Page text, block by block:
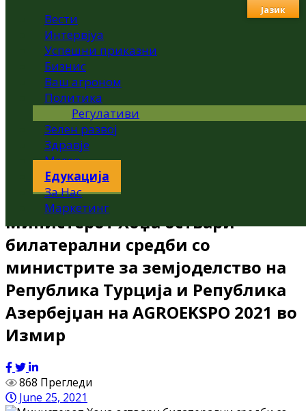
Вести
Интервјуа
Успешни приказни
Бизнис
Ваш агроном
Политика
Регулативи
Зелен развој
Здравје
Метео
Едукација
За Нас
Маркетинг
Министерот Хоџа оствари
билатерални средби со
министрите за земјоделство на
Република Турција и Република
Азербејџан на AGROEKSPO 2021 во
Измир
868 Прегледи
June 25, 2021
Јазик